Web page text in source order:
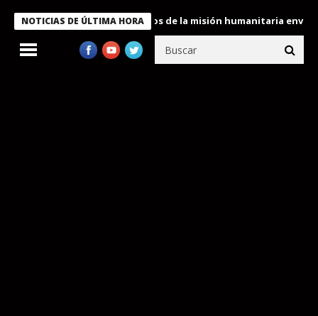
NOTICIAS DE ÚLTIMA HORA
condecora a miembros de la misión humanitaria enviada a